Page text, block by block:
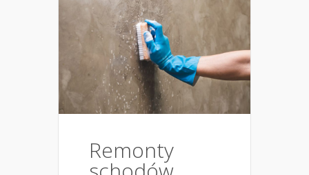
Remonty